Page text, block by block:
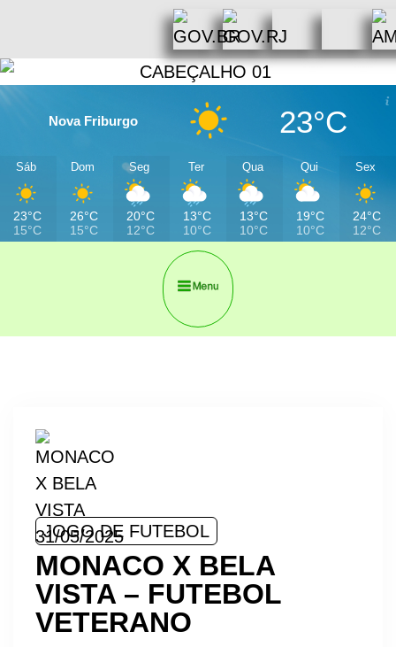
Nova Friburgo 23°C
Sáb
23°C
15°C
Dom
26°C
15°C
Seg
20°C
12°C
Ter
13°C
10°C
Qua
13°C
10°C
Qui
19°C
10°C
Sex
24°C
12°C
JOGO DE FUTEBOL
MONACO X BELA
VISTA – FUTEBOL
VETERANO